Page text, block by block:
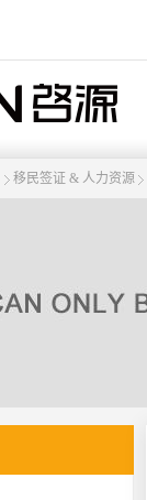
移民签证 & 人力资源